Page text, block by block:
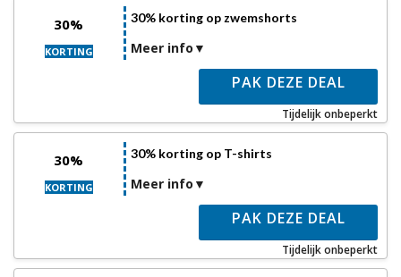
30%
KORTING
30% korting op zwemshorts
Meer info
PAK DEZE DEAL
Tijdelijk onbeperkt
30%
KORTING
30% korting op T-shirts
Meer info
PAK DEZE DEAL
Tijdelijk onbeperkt